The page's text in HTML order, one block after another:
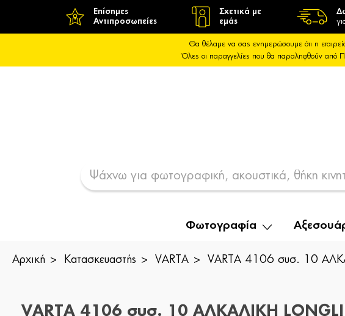
Επίσημες
Αντιπροσωπείες
Σχετικά με
εμάς
Θα θέλαμε να σας ενημερώσουμε ότι η
Όλες οι παραγγελίες που θα παραληφθούν
Φωτογραφία
Αρχική Κατασκευαστής VARTA VARTA 4106 συσ. 10
VARTA 4106 συσ. 10 ΑΛΚΑΛΙΚΗ